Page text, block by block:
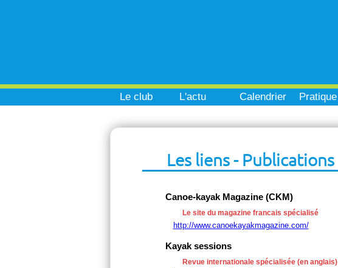
Le club L'actu Calendrier Pratique
Les liens - Publications
Canoe-kayak Magazine (CKM)
Le site du magazine francais spécialisé
http://www.canoekayakmagazine.com/
Kayak sessions
Revue internationale spécialisée (en anglais)